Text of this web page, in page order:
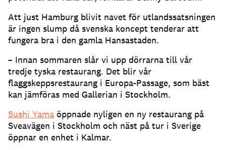
Att just Hamburg blivit navet för utlandssatsningen
är ingen slump då svenska koncept tenderar att
fungera bra i den gamla Hansastaden.
– Innan sommaren slår vi upp dörrarna till vår
tredje tyska restaurang. Det blir vår
flaggskeppsrestaurang i Europa-Passage, som bäst
kan jämföras med Gallerian i Stockholm.
Sushi Yama öppnade nyligen en ny restaurang på
Sveavägen i Stockholm och näst på tur i Sverige
öppnar en enhet i Kalmar.